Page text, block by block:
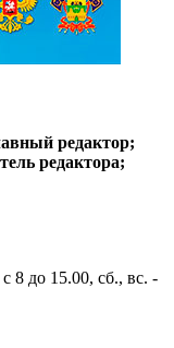
редактор;
редактора;
8 до 15.00, сб., вс. -